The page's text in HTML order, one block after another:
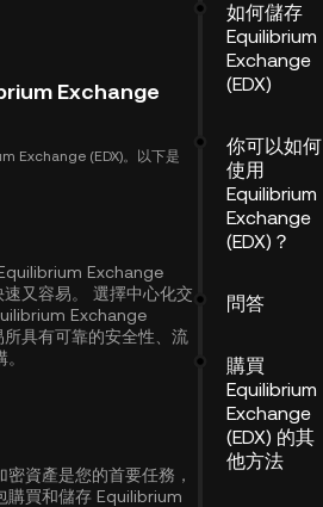
Exchange
Exchange (EDX)。以下是
Exchange
又容易。 選擇中心化交
Exchange
具有可靠的安全性、流
資產是您的首要任務，
購買和儲存 Equilibrium
如何儲存
Equilibrium
Exchange
(EDX)
你可以如何
使用
Equilibrium
Exchange
(EDX)？
問答
購買
Equilibrium
Exchange
(EDX) 的其
他方法